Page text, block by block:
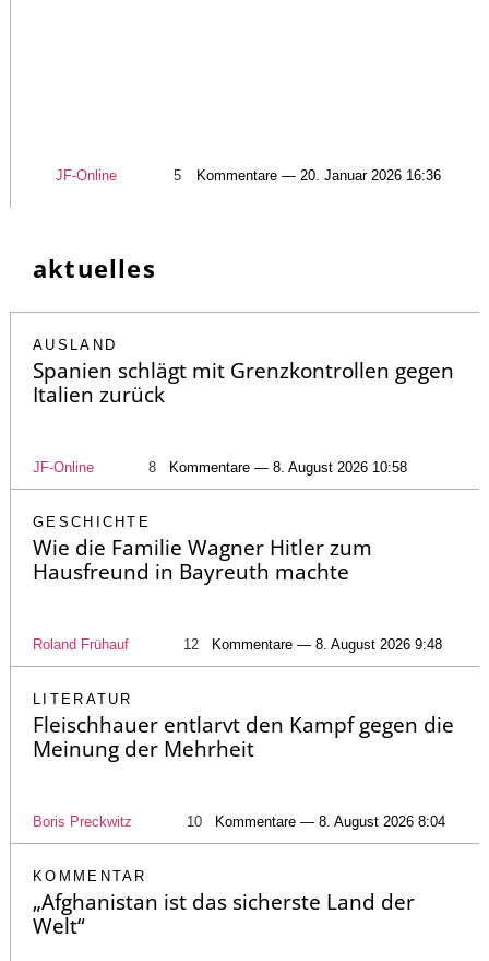
JF-Online 5 Kommentare — 20. Januar 2026 16:36
aktuelles
AUSLAND
Spanien schlägt mit Grenzkontrollen gegen
Italien zurück
JF-Online 8 Kommentare — 8. August 2026 10:58
GESCHICHTE
Wie die Familie Wagner Hitler zum
Hausfreund in Bayreuth machte
Roland Frühauf 12 Kommentare — 8. August 2026 9:48
LITERATUR
Fleischhauer entlarvt den Kampf gegen die
Meinung der Mehrheit
Boris Preckwitz 10 Kommentare — 8. August 2026 8:04
KOMMENTAR
„Afghanistan ist das sicherste Land der
Welt“